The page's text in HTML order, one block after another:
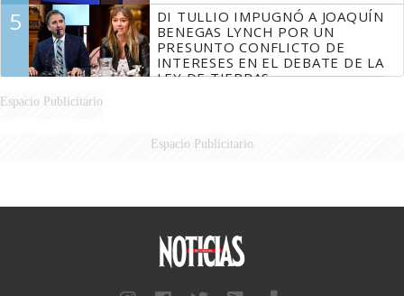
5
DI TULLIO IMPUGNÓ A JOAQUÍN
BENEGAS LYNCH POR UN
PRESUNTO CONFLICTO DE
INTERESES EN EL DEBATE DE LA
LEY DE TIERRAS
Espacio Publicitario
Espacio Publicitario